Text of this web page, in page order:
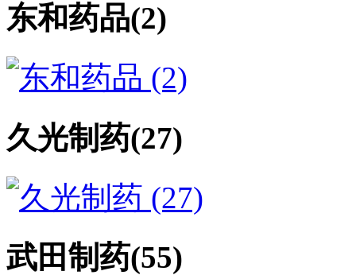
东和药品(2)
久光制药(27)
武田制药(55)